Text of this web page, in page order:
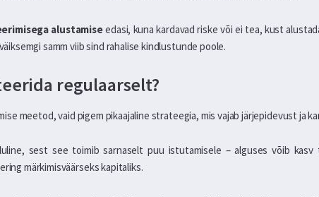
alustamiseedasi, kuna kardavad riske või ei tea, kust
samm viib sind rahalise kindlustunde poole.
regulaarselt?
meetod, vaid pigem pikaajaline strateegia, mis vajab järjepidevust ja
sest see toimib sarnaselt puu istutamisele – alguses võib kasv
märkimisväärseks kapitaliks.